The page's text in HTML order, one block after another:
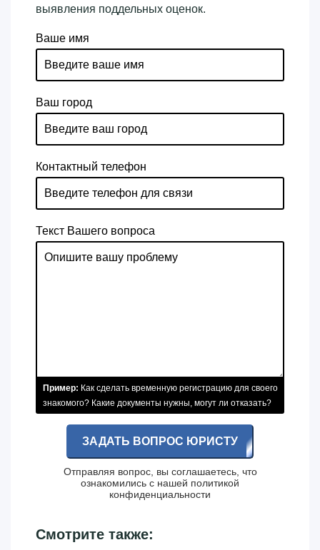
выявления поддельных оценок.
Ваше имя
Ваш город
Контактный телефон
Текст Вашего вопроса
Пример: Как сделать временную регистрацию для своего
знакомого? Какие документы нужны, могут ли отказать?
ЗАДАТЬ ВОПРОС ЮРИСТУ
Отправляя вопрос, вы соглашаетесь, что
ознакомились с нашей политикой
конфиденциальности
Смотрите также: